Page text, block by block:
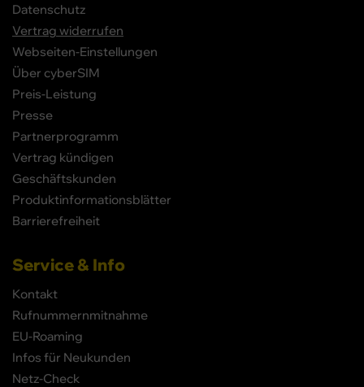
Datenschutz
Vertrag widerrufen
Webseiten-Einstellungen
Über cyberSIM
Preis-Leistung
Presse
Partnerprogramm
Vertrag kündigen
Geschäftskunden
Produktinformationsblätter
Barrierefreiheit
Service & Info
Kontakt
Rufnummernmitnahme
EU-Roaming
Infos für Neukunden
Netz-Check